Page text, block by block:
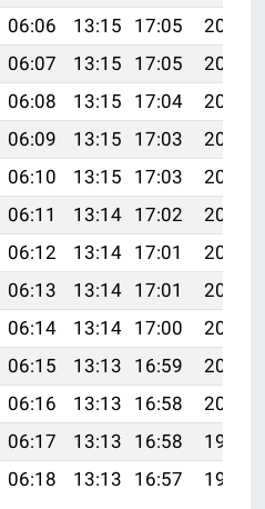
06:06 13:15 17:05
20:15
06:07 13:15 17:05
20:13
06:08 13:15 17:04
20:12
06:09 13:15 17:03
20:10
06:10 13:15 17:03
20:09
06:11 13:14 17:02
20:08
06:12 13:14 17:01
20:06
06:13 13:14 17:01
20:05
06:14 13:14 17:00
20:03
06:15 13:13 16:59
20:02
06:16 13:13 16:58
20:00
06:17 13:13 16:58
19:59
06:18 13:13 16:57 19:57